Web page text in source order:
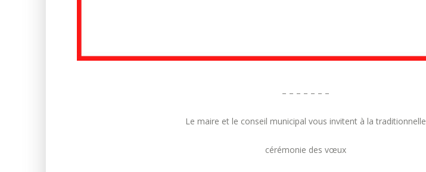
– – – – – – –
Le maire et le conseil municipal vous invitent à la traditionnelle
cérémonie des vœux